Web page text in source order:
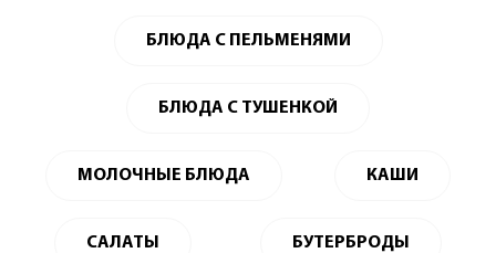
БЛЮДА С ПЕЛЬМЕНЯМИ
БЛЮДА С ТУШЕНКОЙ
МОЛОЧНЫЕ БЛЮДА КАШИ
САЛАТЫ БУТЕРБРОДЫ